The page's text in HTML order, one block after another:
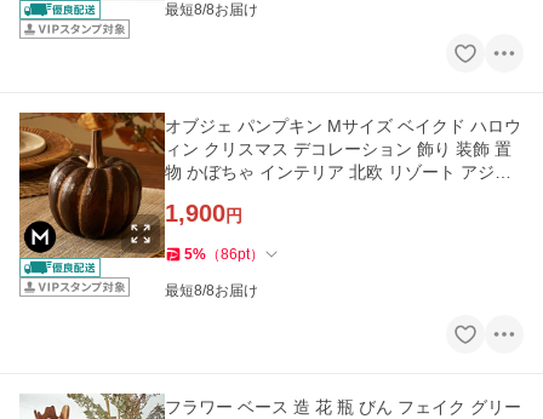
最短8/8お届け
オブジェ パンプキン Mサイズ ベイクド ハロウ
ィン クリスマス デコレーション 飾り 装飾 置
物 かぼちゃ インテリア 北欧 リゾート アジア
1,900円
5% （86pt）
最短8/8お届け
フラワー ベース 造 花 瓶 びん フェイク グリー